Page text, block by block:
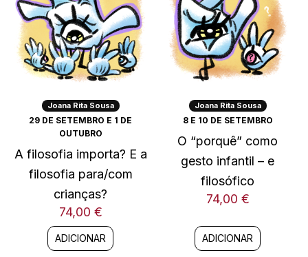
Joana Rita Sousa
29 DE SETEMBRO E 1 DE
OUTUBRO
A filosofia importa? E a
filosofia para/com
crianças?
74,00 €
ADICIONAR
Joana Rita Sousa
8 E 10 DE SETEMBRO
O “porquê” como
gesto infantil – e
filosófico
74,00 €
ADICIONAR